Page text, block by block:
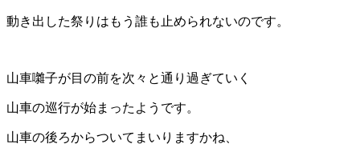
動き出した祭りはもう誰も止められないのです。
山車囃子が目の前を次々と通り過ぎていく
山車の巡行が始まったようです。
山車の後ろからついてまいりますかね、